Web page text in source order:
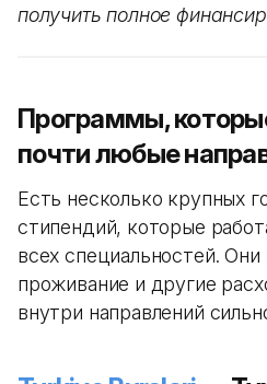
получить полное
Программы,
почти любые
Есть несколько крупных
стипендий, которые
всех специальностей.
проживание и другие
внутри направлений